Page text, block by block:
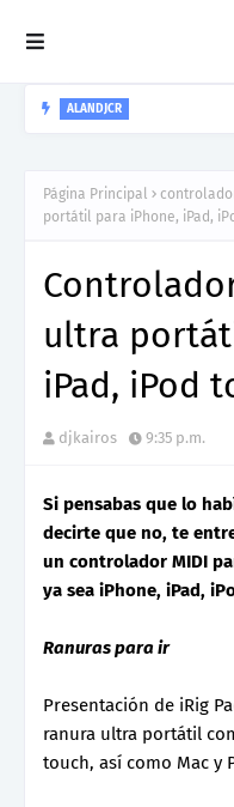
ALANDJCR
Página Principal
portátil para iPhone, iPad,
ultra
iPad, iPod
djkairos 9:35 p.m.
Si pensabas que lo
decirte que no, te
un controlador MIDI
ya sea iPhone, iPad,
Ranuras para ir
Presentación de iRig
ranura ultra portátil
touch, así como Mac y